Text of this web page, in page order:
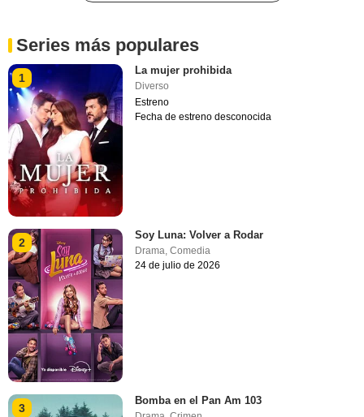
Series más populares
1
La mujer prohibida
Diverso
Estreno
Fecha de estreno desconocida
2
Soy Luna: Volver a Rodar
Drama,Comedia
24 de julio de 2026
3
Bomba en el Pan Am 103